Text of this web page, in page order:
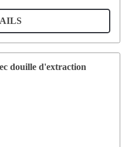
douille d'extraction